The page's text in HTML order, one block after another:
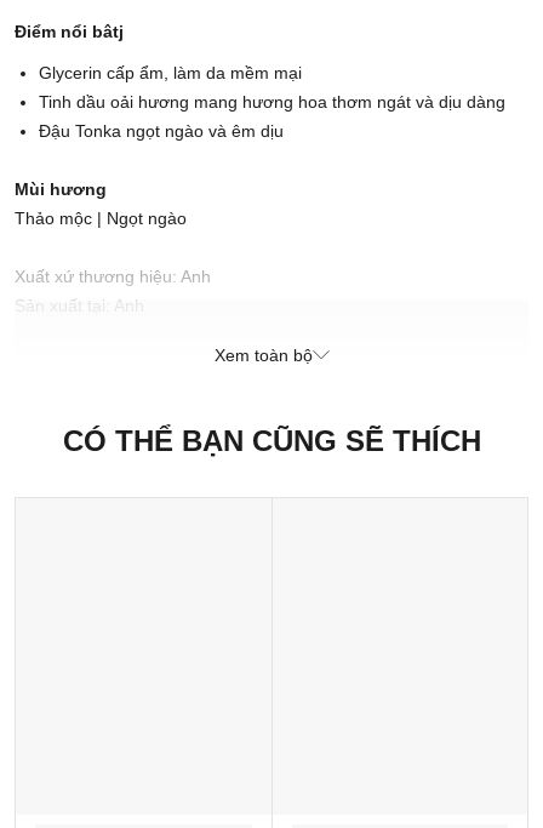
Điểm nổi bâtj
Glycerin cấp ẩm, làm da mềm mại
Tinh dầu oải hương mang hương hoa thơm ngát và dịu dàng
Đậu Tonka ngọt ngào và êm dịu
Mùi hương
Thảo mộc | Ngọt ngào
Xuất xứ thương hiệu: Anh
Sản xuất tại: Anh
INTERNATIONAL
189-197 Dương Bá Trạc, Phường Chánh Hưng, Thành phố Hồ Chí
Xem toàn bộ
CÓ THỂ BẠN CŨNG SẼ THÍCH